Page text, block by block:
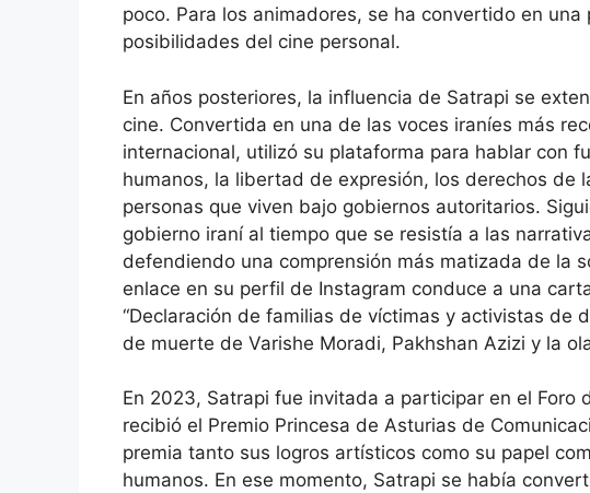
poco. Para los animadores, se ha convertido en
posibilidades del cine personal.
En años posteriores, la influencia de Satrapi se
cine. Convertida en una de las voces iraníes más
internacional, utilizó su plataforma para hablar con
humanos, la libertad de expresión, los derechos de
personas que viven bajo gobiernos autoritarios.
gobierno iraní al tiempo que se resistía a las
defendiendo una comprensión más matizada de la
enlace en su perfil de Instagram conduce a una
“Declaración de familias de víctimas y activistas de
de muerte de Varishe Moradi, Pakhshan Azizi y la
En 2023, Satrapi fue invitada a participar en el Foro
recibió el Premio Princesa de Asturias de
premia tanto sus logros artísticos como su papel
humanos. En ese momento, Satrapi se había